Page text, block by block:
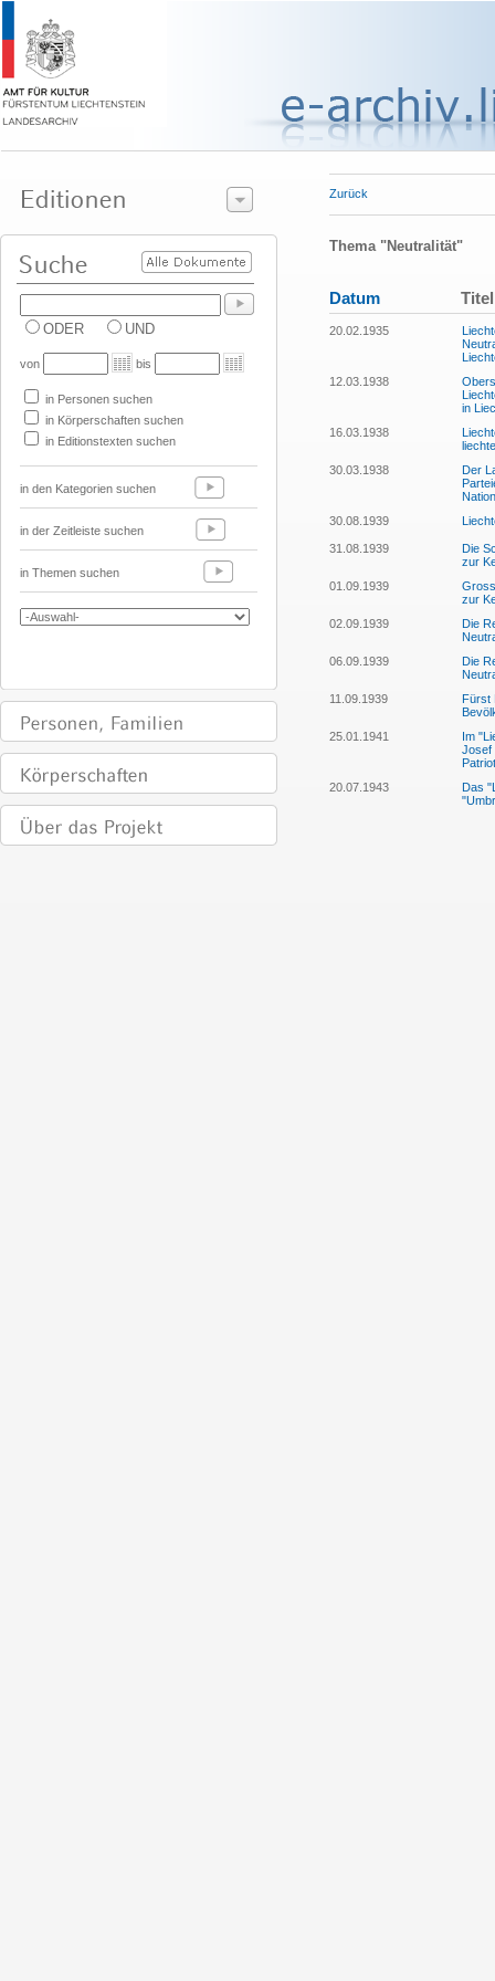
ODER UND
von bis
in Personen suchen
in Körperschaften suchen
in Editionstexten suchen
in den Kategorien suchen
in der Zeitleiste suchen
in Themen suchen
Zurück
Thema "Neutralität"
Datum Titel
20.02.1935
12.03.1938
in
16.03.1938
30.03.1938
Der
30.08.1939
31.08.1939
Die
zur
01.09.1939
zur
02.09.1939
Die
06.09.1939
Die
11.09.1939
Fürst
25.01.1941
Im
Josef
20.07.1943
Das